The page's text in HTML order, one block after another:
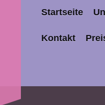
Startseite
Kontakt